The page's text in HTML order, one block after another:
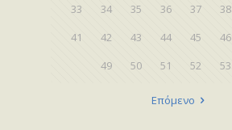
33
34 35 36 37 38
41
42 43 44 45 46
49
50 51 52 53
Επόμενο